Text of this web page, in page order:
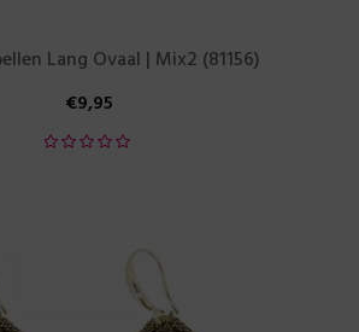
Lang Ovaal | Mix2 (81156)
€9,95